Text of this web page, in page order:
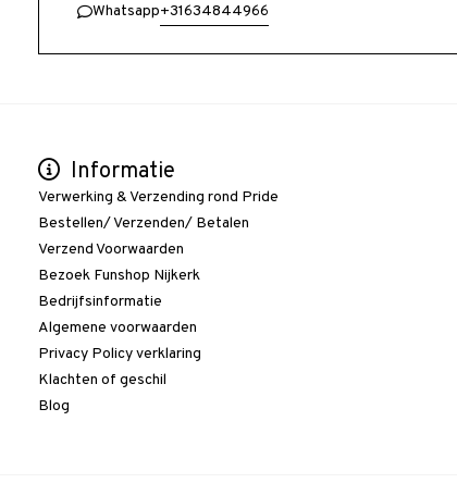
Whatsapp+31634844966
Informatie
Verwerking & Verzending rond Pride
Bestellen/ Verzenden/ Betalen
Verzend Voorwaarden
Bezoek Funshop Nijkerk
Bedrijfsinformatie
Algemene voorwaarden
Privacy Policy verklaring
Klachten of geschil
Blog